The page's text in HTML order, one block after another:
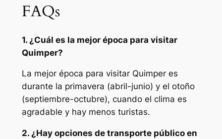
FAQs
1. ¿Cuál es la mejor época para visitar
Quimper?
La mejor época para visitar Quimper es
durante la primavera (abril-junio) y el otoño
(septiembre-octubre), cuando el clima es
agradable y hay menos turistas.
2. ¿Hay opciones de transporte público en